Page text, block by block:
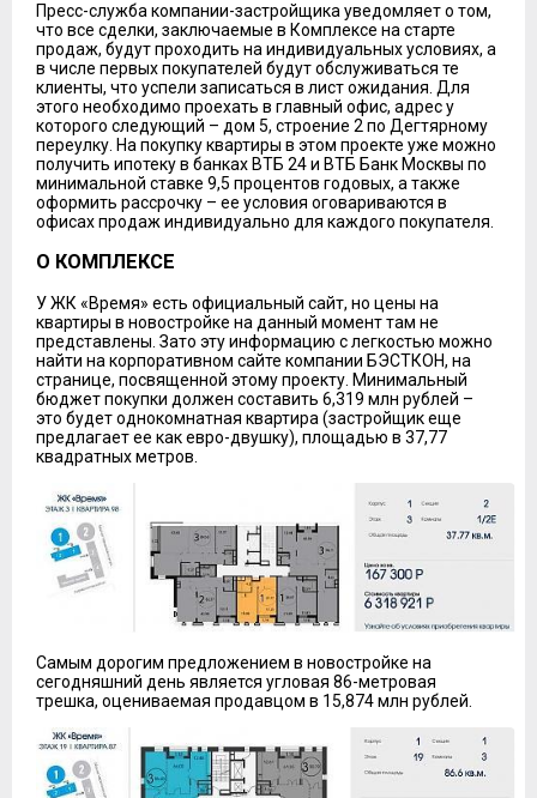
Пресс-служба компании-застройщика уведомляет о том,
что все сделки, заключаемые в Комплексе на старте
продаж, будут проходить на индивидуальных условиях, а
в числе первых покупателей будут обслуживаться те
клиенты, что успели записаться в лист ожидания. Для
этого необходимо проехать в главный офис, адрес у
которого следующий – дом 5, строение 2 по Дегтярному
переулку. На покупку квартиры в этом проекте уже можно
получить ипотеку в банках ВТБ 24 и ВТБ Банк Москвы по
минимальной ставке 9,5 процентов годовых, а также
оформить рассрочку – ее условия оговариваются в
офисах продаж индивидуально для каждого покупателя.
О КОМПЛЕКСЕ
У ЖК «Время» есть официальный сайт, но цены на
квартиры в новостройке на данный момент там не
представлены. Зато эту информацию с легкостью можно
найти на корпоративном сайте компании БЭСТКОН, на
странице, посвященной этому проекту. Минимальный
бюджет покупки должен составить 6,319 млн рублей –
это будет однокомнатная квартира (застройщик еще
предлагает ее как евро-двушку), площадью в 37,77
квадратных метров.
Самым дорогим предложением в новостройке на
сегодняшний день является угловая 86-метровая
трешка, оцениваемая продавцом в 15,874 млн рублей.